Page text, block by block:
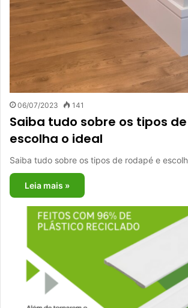
06/07/2023 141
Saiba tudo sobre os tipos
escolha o ideal
Saiba tudo sobre os tipos de rodapé e
Leia mais »